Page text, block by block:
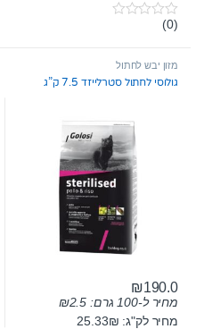
0
t
o
f
(0)
מזון יבש לחתול
גולוסי לחתול סטרלייזד 7.5 ק”ג
₪190.0
מחיר ל-100 גרם: ₪2.5
מחיר לק"ג: 25.33₪